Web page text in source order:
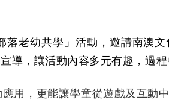
落老幼共學」活動，邀請南澳
導，讓活動內容多元有趣，過程
用，更能讓學童從遊戲及互動